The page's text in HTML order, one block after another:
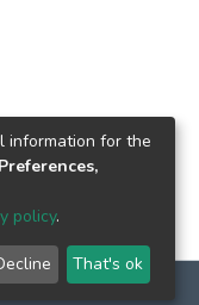
information for the
policy.
That's ok